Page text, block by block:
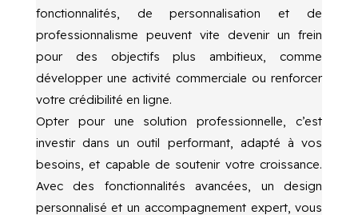
fonctionnalités, de personnalisation et de
professionnalisme peuvent vite devenir un frein
pour des objectifs plus ambitieux, comme
développer une activité commerciale ou renforcer
votre crédibilité en ligne.
Opter pour une solution professionnelle, c’est
investir dans un outil performant, adapté à vos
besoins, et capable de soutenir votre croissance.
Avec des fonctionnalités avancées, un design
personnalisé et un accompagnement expert, vous